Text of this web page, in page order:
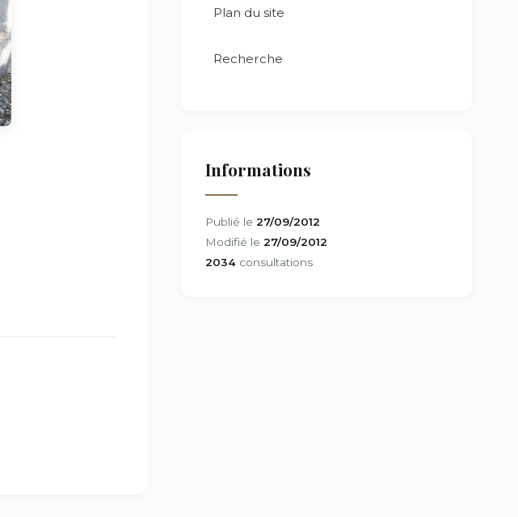
Plan du site
Recherche
Informations
Publié le 27/09/2012
Modifié le 27/09/2012
2034 consultations